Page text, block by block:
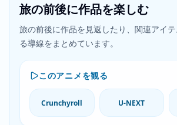
旅の前後に作品を楽しむ
旅の前後に作品を見返したり、関連アイ
る導線をまとめています。
このアニメを観る
Crunchyroll U-NEXT